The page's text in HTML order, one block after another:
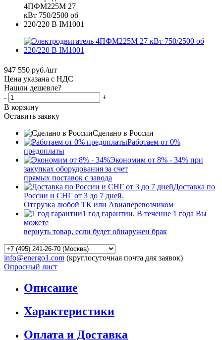
947 550 руб./шт
Цена указана с НДС
Нашли дешевле?
-
+
В корзину
Оставить заявку
Сделано в России
Работаем от 0%
предоплаты
Экономим от 8% - 34% при
закупках оборудования за счет
прямых поставок с завода
Доставка по
России и СНГ от 3 до 7 дней.
Отгрузка любой ТК или Авиаперевозчиком
1 год гарантии. В течение 1 года Вы
можете
вернуть товар, если будет обнаружен брак
info@energo1.com (круглосуточная почта для заявок)
Опросный лист
Описание
Характеристики
Оплата и Доставка